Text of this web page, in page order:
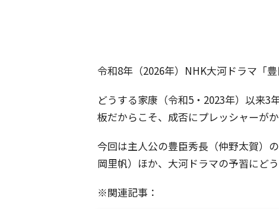
令和8年（2026年）NHK大河ドラマ「
どうする家康（令和5・2023年）以来3
板だからこそ、成否にプレッシャーが
今回は主人公の豊臣秀長（仲野太賀）
岡里帆）ほか、大河ドラマの予習にどう
※関連記事：